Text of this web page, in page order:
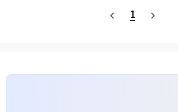
Page(title="Test Page") page.save() #
없다면 다시 save를 그대로 호출하면 DB에 있
navigate_before 1 navigate_next